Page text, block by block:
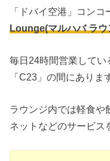
「ドバイ空港」コン
Lounge(マルハバ ラウ
毎日24時間営業してい
「C23」の間にありま
ラウンジ内では軽食や
ネットなどのサービス